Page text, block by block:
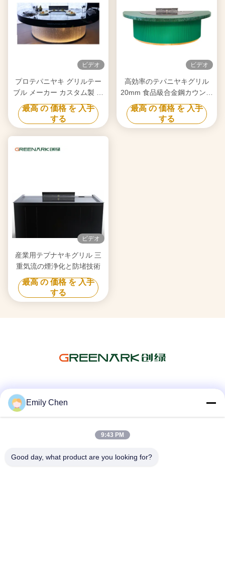
ビデオ
プロテパニヤキ グリルテー
ブル メーカー カスタム製 フ
リーデザイン 信頼できるヒ
バチ グリル機器サプライヤ
ー
最高 の 価格 を 入手
する
ビデオ
高効率のテパニヤキグリル
20mm 食品級合金鋼カウンタ
ートップとスマートヒート
最高 の 価格 を 入手
する
ビデオ
産業用テプナヤキグリル 三
重気流の煙浄化と防堵技術
最高 の 価格 を 入手
する
テレ
Emily Chen
9:43 PM
Good day, what product are you looking for?